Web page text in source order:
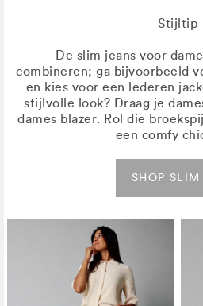
Stijltip
De slim jeans voor
combineren; ga bijvoorbeeld
en kies voor een lederen
stijlvolle look? Draag je
dames blazer. Rol die
een comfy
SHOP SLIM